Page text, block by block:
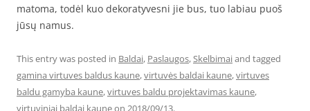
matoma, todėl kuo dekoratyvesni jie bus, tuo labiau puoš
jūsų namus.
This entry was posted in Baldai, Paslaugos,Skelbimaiand tagged
gamina virtuves baldus kaune,virtuvės baldai kaune,virtuves
baldu gamyba kaune,virtuves baldu projektavimas kaune,
virtuviniai baldai kauneon 2018/09/13.